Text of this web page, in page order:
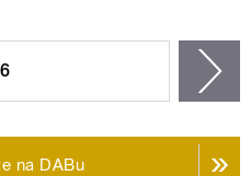
6
na DABu